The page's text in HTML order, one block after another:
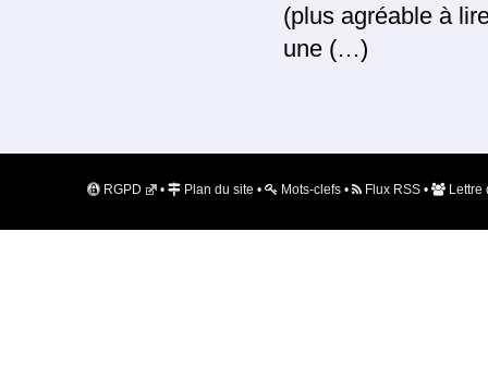
(plus agréable à
une (…)
RGPD • Plan du site • Mots-clefs • Flux RSS • Lettre